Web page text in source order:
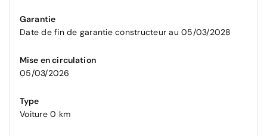
Garantie
Date de fin de garantie constructeur au 05/03/2028
Mise en circulation
05/03/2026
Type
Voiture 0 km